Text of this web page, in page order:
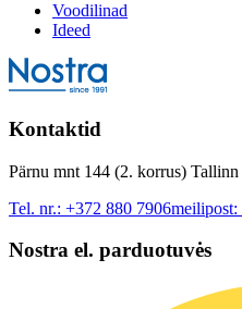
Voodilinad
Ideed
Kontaktid
Pärnu mnt 144 (2. korrus) Tallinn
Tel. nr.: +372 880 7906meilipost:
Nostra el. parduotuvės